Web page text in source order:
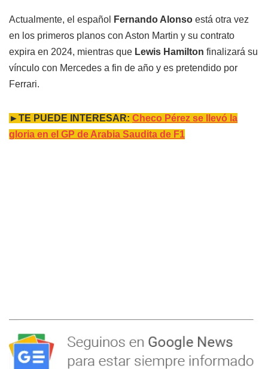
Actualmente, el español Fernando Alonso está otra vez
en los primeros planos con Aston Martin y su contrato
expira en 2024, mientras que Lewis Hamilton finalizará su
vínculo con Mercedes a fin de año y es pretendido por
Ferrari.
►TE PUEDE INTERESAR: Checo Pérez se llevó la
gloria en el GP de Arabia Saudita de F1